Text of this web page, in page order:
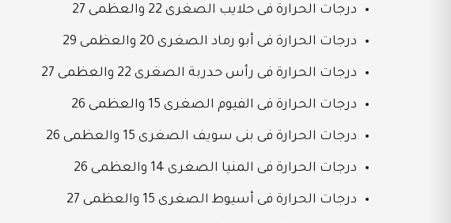
درجات الحرارة فى حلايب الصغرى 22 والعظمى 27
درجات الحرارة فى أبو رماد الصغرى 20 والعظمى 29
درجات الحرارة فى رأس حدربة الصغرى 22 والعظمى 27
درجات الحرارة فى الفيوم الصغرى 15 والعظمى 26
درجات الحرارة فى بنى سويف الصغرى 15 والعظمى 26
درجات الحرارة فى المنيا الصغرى 14 والعظمى 26
درجات الحرارة فى أسيوط الصغرى 15 والعظمى 27